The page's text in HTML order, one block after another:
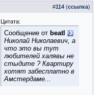
#114 (ссылка)
Цитата:
Сообщение от beatl
Николай Николаевич, а
что это вы тут
любителей халявы не
стыдите ? Квартиру
хотят забесплатно в
Амстердаме...